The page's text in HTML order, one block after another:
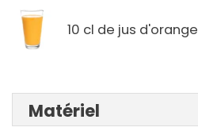
10 cl de jus d'orange
Matériel